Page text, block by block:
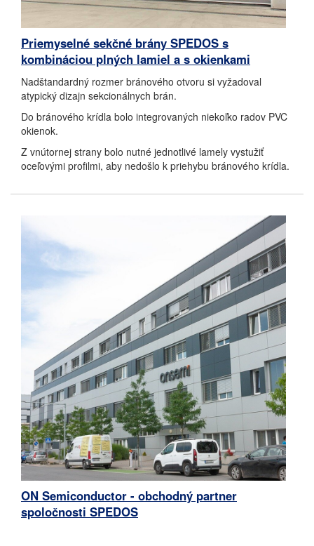
Priemyselné sekčné brány SPEDOS s
kombináciou plných lamiel a s okienkami
Nadštandardný rozmer bránového otvoru si vyžadoval
atypický dizajn sekcionálnych brán.
Do bránového krídla bolo integrovaných niekoľko radov PVC
okienok.
Z vnútornej strany bolo nutné jednotlivé lamely vystužiť
oceľovými profilmi, aby nedošlo k priehybu bránového krídla.
ON Semiconductor - obchodný partner
spoločnosti SPEDOS